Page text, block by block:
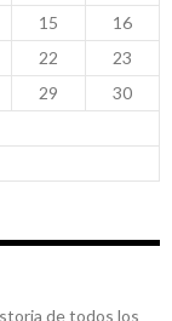
15
16
22
23
29
30
de todos los